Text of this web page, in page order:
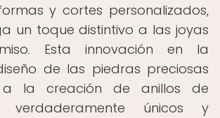
y cortes personalizados,
un toque distintivo a las joyas
Esta innovación en la
de las piedras preciosas
la creación de anillos de
verdaderamente únicos y